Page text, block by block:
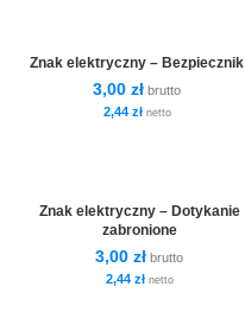
Znak elektryczny – Bezpiecznik
3,00 zł brutto
2,44 złnetto
Znak elektryczny – Dotykanie
zabronione
3,00 zł brutto
2,44 złnetto